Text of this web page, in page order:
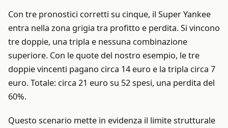
Con tre pronostici corretti su cinque, il Super Yankee
entra nella zona grigia tra profitto e perdita. Si vincono
tre doppie, una tripla e nessuna combinazione
superiore. Con le quote del nostro esempio, le tre
doppie vincenti pagano circa 14 euro e la tripla circa 7
euro. Totale: circa 21 euro su 52 spesi, una perdita del
60%.
Questo scenario mette in evidenza il limite strutturale